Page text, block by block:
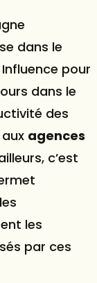
dans le
pour
dans le
des
agences
c’est
les
par ces